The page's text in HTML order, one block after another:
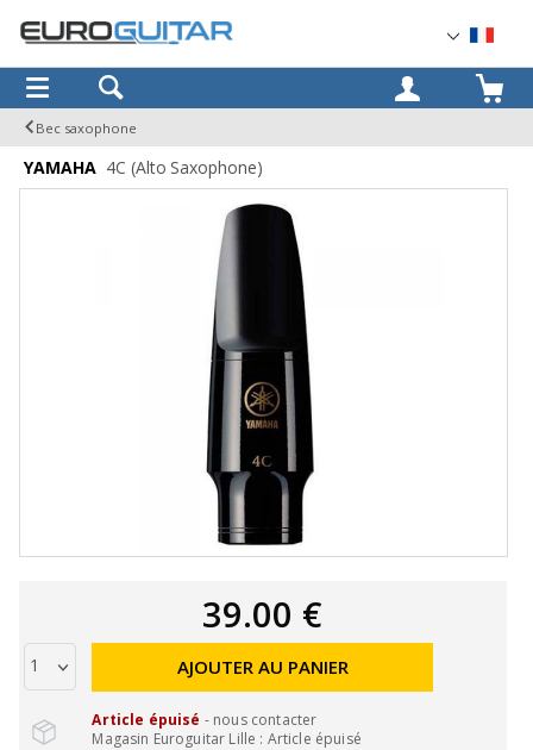
OK
Bec saxophone
YAMAHA 4C (Alto Saxophone)
39.00 €
AJOUTER AU PANIER
Article épuisé - nous contacter
Magasin Euroguitar Lille : Article épuisé